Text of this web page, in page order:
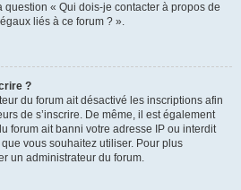
question « Qui dois-je contacter à propos de
liés à ce forum ? ».
?
du forum ait désactivé les inscriptions afin
de s’inscrire. De même, il est également
forum ait banni votre adresse IP ou interdit
que vous souhaitez utiliser. Pour plus
un administrateur du forum.